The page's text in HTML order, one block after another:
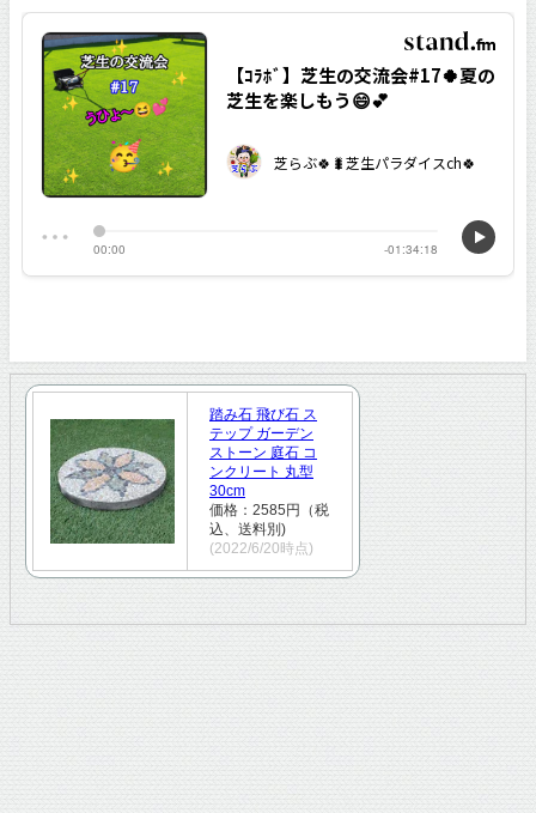
踏み石 飛び石 ス
テップ ガーデン
ストーン 庭石 コ
ンクリート 丸型
30cm
価格：2585円（税
込、送料別)
(2022/6/20時点)